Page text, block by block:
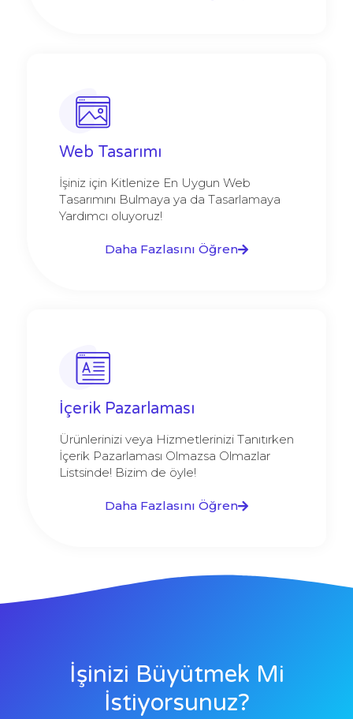
Web Tasarımı
İşiniz için Kitlenize En Uygun Web
Tasarımını Bulmaya ya da Tasarlamaya
Yardımcı oluyoruz!
Daha Fazlasını Öğren
İçerik Pazarlaması
Ürünlerinizi veya Hizmetlerinizi Tanıtırken
İçerik Pazarlaması Olmazsa Olmazlar
Listsinde! Bizim de öyle!
Daha Fazlasını Öğren
İşinizi Büyütmek Mi
İstiyorsunuz?